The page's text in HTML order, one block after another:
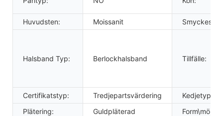
Huvudsten: Moissanit
Halsband Typ: Berlockhalsband Tillfälle:
Certifikatstyp: Tredjepartsvärdering
Kedjetyp:
Plätering:
Guldpläterad